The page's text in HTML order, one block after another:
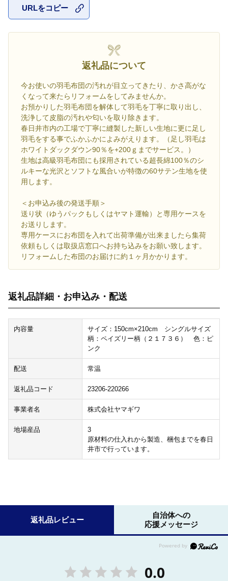
URLをコピー
返礼品について
今お使いの羽毛布団の汚れが目立ってきたり、かさ高がな
くなって来たらリフォームをしてみませんか。
お預かりした羽毛布団を解体して羽毛を丁寧に取り出し、
洗浄して皮脂の汚れや匂いを取り除きます。
春日井市内の工場で丁寧に縫製した新しい生地に更に足し
羽毛をする事でふかふかによみがえります。（足し羽毛は
ホワイトダックダウン90％を+200ｇまでサービス。）
生地は高級羽毛布団にも採用されている超長綿100％のシ
ルキーな光沢とソフトな風合いが特徴の60サテン生地を使
用します。
＜お申込み後の発送手順＞
送り状（ゆうパックもしくはヤマト運輸）と専用ケースを
お送りします。
専用ケースにお布団を入れて出荷準備が出来ましたら集荷
依頼もしくは取扱店窓口へお持ち込みをお願い致します。
リフォームした布団のお届けに約１ヶ月かかります。
返礼品詳細・お申込み・配送
内容量
サイズ：150cm×210cm シングルサイズ
柄：ペイズリー柄（２１７３６） 色：ピ
ンク
配送 常温
返礼品コード 23206-220266
事業者名 株式会社ヤマギワ
地場産品
3
原材料の仕入れから製造、梱包までを春日
井市で行っています。
返礼品レビュー
自治体への
応援メッセージ
0.0